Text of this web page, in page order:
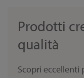
Prodotti
qualità
Scopri